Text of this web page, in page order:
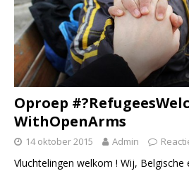
Oproep
WithOpenArms
14 oktober 2015 Admin
Vluchtelingen welkom ! Wij, Belgische